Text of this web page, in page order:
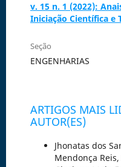
v. 15 n. 1 (2022):
Iniciação Científica e
Seção
ENGENHARIAS
ARTIGOS MAIS
AUTOR(ES)
Jhonatas dos
Mendonça